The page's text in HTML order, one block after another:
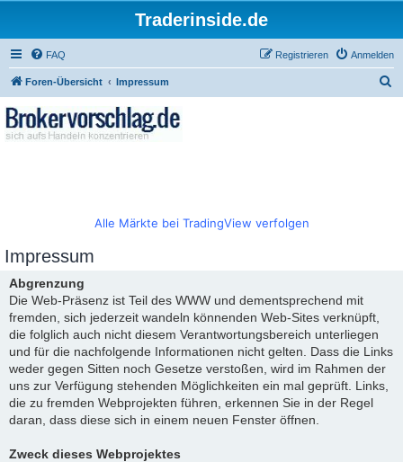
Traderinside.de
FAQ Anmelden
Registrieren
Foren-Übersicht Impressum
Alle Märkte bei TradingView verfolgen
Impressum
Abgrenzung
Die Web-Präsenz ist Teil des WWW und dementsprechend mit
fremden, sich jederzeit wandeln könnenden Web-Sites verknüpft,
die folglich auch nicht diesem Verantwortungsbereich unterliegen
und für die nachfolgende Informationen nicht gelten. Dass die Links
weder gegen Sitten noch Gesetze verstoßen, wird im Rahmen der
uns zur Verfügung stehenden Möglichkeiten ein mal geprüft. Links,
die zu fremden Webprojekten führen, erkennen Sie in der Regel
daran, dass diese sich in einem neuen Fenster öffnen.
Zweck dieses Webprojektes